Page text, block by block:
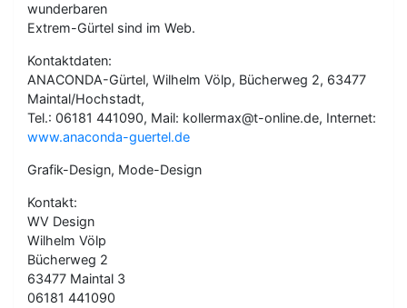
wunderbaren
Extrem-Gürtel sind im Web.
Kontaktdaten:
ANACONDA-Gürtel, Wilhelm Völp, Bücherweg 2, 63477
Maintal/Hochstadt,
Tel.: 06181 441090, Mail: kollermax@t-online.de, Internet:
www.anaconda-guertel.de
Grafik-Design, Mode-Design
Kontakt:
WV Design
Wilhelm Völp
Bücherweg 2
63477 Maintal 3
06181 441090